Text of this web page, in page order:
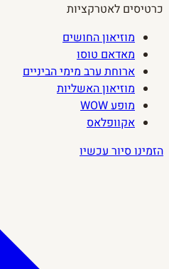
כרטיסים לאטרקציות
מוזיאון החושים
מאדאם טוסו
ארוחת ערב מימי הביניים
מוזיאון האשליות
מופע WOW
אקוופלאס
הזמינו סיור עכשיו